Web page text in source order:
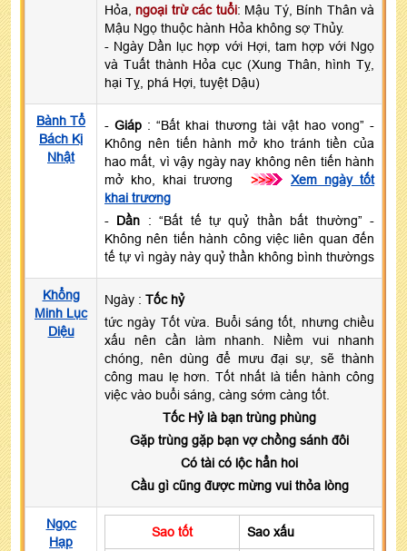
Hỏa, ngoại trừ các tuổi: Mậu Tý, Bính Thân và
Mậu Ngọ thuộc hành Hỏa không sợ Thủy.
- Ngày Dần lục hợp với Hợi, tam hợp với Ngọ
và Tuất thành Hỏa cục (Xung Thân, hình Tỵ,
hại Tỵ, phá Hợi, tuyệt Dậu)
Bành Tổ
Bách Kị
Nhật
-Giáp : “Bất khai thương tài vật hao vong” -
Không nên tiến hành mở kho tránh tiền của
hao mất, vì vậy ngày nay không nên tiến hành
mở kho, khai trương
>>>
Xem ngày tốt
khai trương
- Dần : “Bất tế tự quỷ thần bất thường” -
Không nên tiến hành công việc liên quan đến
tế tự vì ngày này quỷ thần không bình thườngs
Khổng
Minh Lục
Diệu
Ngày : Tốc hỷ
tức ngày Tốt vừa. Buổi sáng tốt, nhưng chiều
xấu nên cần làm nhanh. Niềm vui nhanh
chóng, nên dùng để mưu đại sự, sẽ thành
công mau lẹ hơn. Tốt nhất là tiến hành công
việc vào buổi sáng, càng sớm càng tốt.
Tốc Hỷ là bạn trùng phùng
Gặp trùng gặp bạn vợ chồng sánh đôi
Có tài có lộc hẳn hoi
Cầu gì cũng được mừng vui thỏa lòng
Ngọc
Hạp
Sao tốt Sao xấu